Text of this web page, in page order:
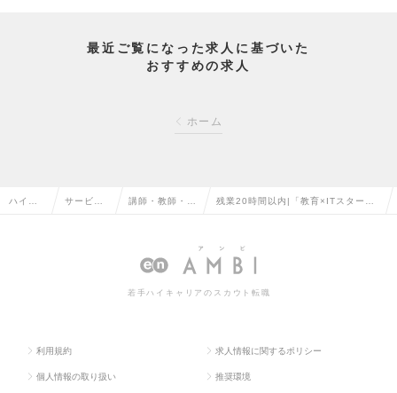
最近ご覧になった求人に基づいた
おすすめの求人
ホーム
ハイク サービ 講師・教師・イ
の転職
残業20時間以内|「教育×ITスタート
集！」の求人情報
若手ハイキャリアのスカウト転職
利用規約 求人情報に関するポリシー
個人情報の取り扱い 推奨環境